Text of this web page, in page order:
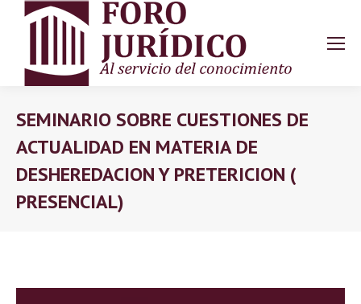
SEMINARIO SOBRE CUESTIONES DE
ACTUALIDAD EN MATERIA DE
DESHEREDACION Y PRETERICION (
PRESENCIAL)